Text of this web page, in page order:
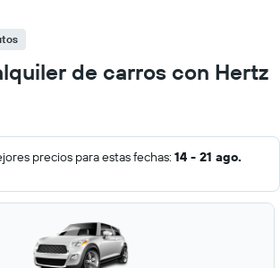
de carros con Hertz
precios para estas fechas: 14 - 21 ago.